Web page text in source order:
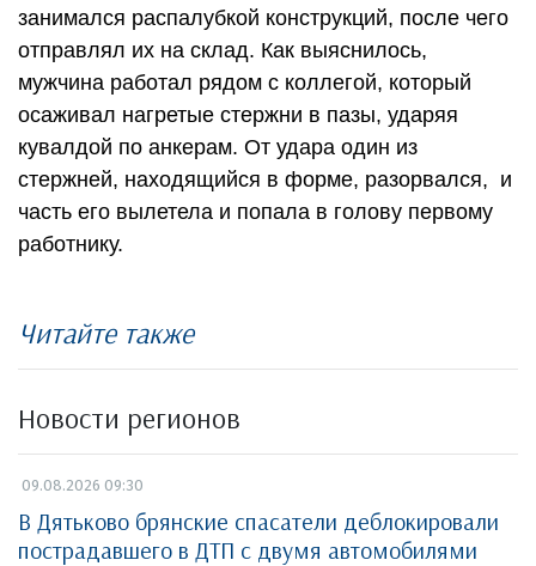
занимался распалубкой конструкций, после чего
отправлял их на склад. Как выяснилось,
мужчина работал рядом с коллегой, который
осаживал нагретые стержни в пазы, ударяя
кувалдой по анкерам. От удара один из
стержней, находящийся в форме, разорвался, и
часть его вылетела и попала в голову первому
работнику.
Читайте также
Новости регионов
09.08.2026 09:30
В Дятьково брянские спасатели деблокировали
пострадавшего в ДТП с двумя автомобилями